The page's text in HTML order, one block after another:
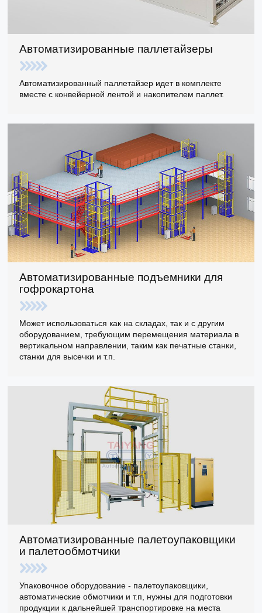
Автоматизированные паллетайзеры
Автоматизированный паллетайзер идет в комплекте
вместе с конвейерной лентой и накопителем паллет.
Автоматизированные подъемники для
гофрокартона
Может использоваться как на складах, так и с другим
оборудованием, требующим перемещения материала в
вертикальном направлении, таким как печатные станки,
станки для высечки и т.п.
Автоматизированные палетоупаковщики
и палетообмотчики
Упаковочное оборудование - палетоупаковщики,
автоматические обмотчики и т.п, нужны для подготовки
продукции к дальнейшей транспортировке на места